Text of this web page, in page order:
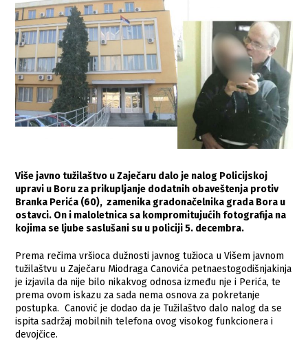
Više javno tužilaštvo u Zaječaru dalo je nalog Policijskoj
upravi u Boru za prikupljanje dodatnih obaveštenja protiv
Branka Perića (60), zamenika gradonačelnika grada Bora u
ostavci. On i maloletnica sa kompromitujućih fotografija na
kojima se ljube saslušani su u policiji 5. decembra.
Prema rečima vršioca dužnosti javnog tužioca u Višem javnom
tužilaštvu u Zaječaru Miodraga Canovića petnaestogodišnjakinja
je izjavila da nije bilo nikakvog odnosa između nje i Perića, te
prema ovom iskazu za sada nema osnova za pokretanje
postupka. Canović je dodao da je Tužilaštvo dalo nalog da se
ispita sadržaj mobilnih telefona ovog visokog funkcionera i
devojčice.